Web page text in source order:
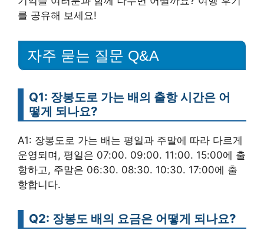
를 공유해 보세요!
자주 묻는 질문 Q&A
Q1: 장봉도로 가는 배의 출항 시간은 어
떻게 되나요?
A1: 장봉도로 가는 배는 평일과 주말에 따라 다르게
운영되며, 평일은 07:00. 09:00. 11:00. 15:00에 출
항하고, 주말은 06:30. 08:30. 10:30. 17:00에 출
항합니다.
Q2: 장봉도 배의 요금은 어떻게 되나요?